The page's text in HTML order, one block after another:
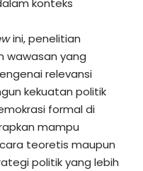
konteks
ini, penelitian
wawasan yang
relevansi
kekuatan politik
formal di
mampu
teoretis maupun
politik yang lebih